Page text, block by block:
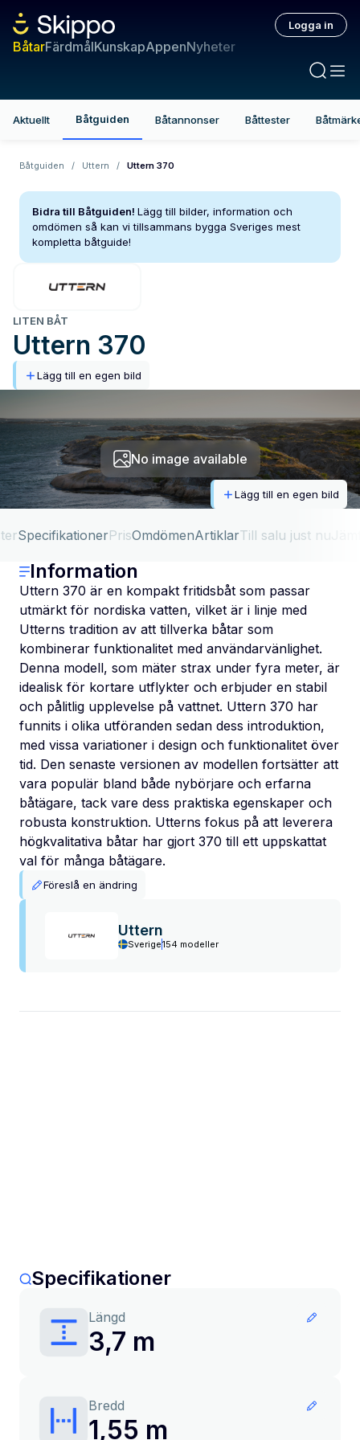
BåtarFärdmålKunskapAppenNyheter
Logga in
Aktuellt Båtguiden Båtannonser Båttester
Båtguiden / Uttern / Uttern 370
Bidra till Båtguiden! Lägg till bilder, information och
omdömen så kan vi tillsammans bygga Sveriges mest
kompletta båtguide!
LITEN BÅT
Uttern 370
Lägg till en egen bild
No image available
Lägg till en egen bild
SpecifikationerPrisOmdömenArtiklarTill salu just nu
Information
Uttern 370 är en kompakt fritidsbåt som passar
utmärkt för nordiska vatten, vilket är i linje med
Utterns tradition av att tillverka båtar som
kombinerar funktionalitet med användarvänlighet.
Denna modell, som mäter strax under fyra meter, är
idealisk för kortare utflykter och erbjuder en stabil
och pålitlig upplevelse på vattnet. Uttern 370 har
funnits i olika utföranden sedan dess introduktion,
med vissa variationer i design och funktionalitet över
tid. Den senaste versionen av modellen fortsätter att
vara populär bland både nybörjare och erfarna
båtägare, tack vare dess praktiska egenskaper och
robusta konstruktion. Utterns fokus på att leverera
högkvalitativa båtar har gjort 370 till ett uppskattat
val för många båtägare.
Föreslå en ändring
Uttern
Sverige154 modeller
Specifikationer
Längd
3,7 m
Bredd
1,55 m